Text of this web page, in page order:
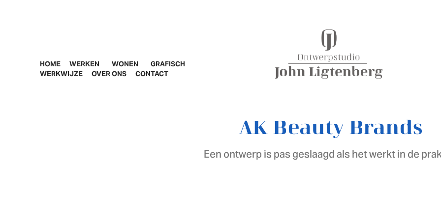
HOME WERKEN WONEN
GRAFISCH
WERKWIJZE
OVER ONS CONTACT
AK Beauty Brands
Een ontwerp is pas geslaagd als het werkt in de